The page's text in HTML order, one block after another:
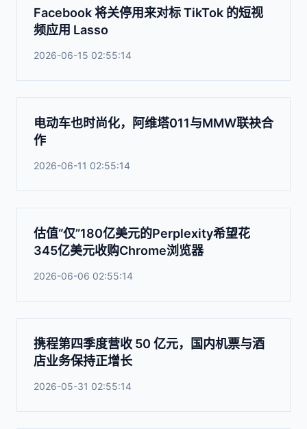
Facebook 将关停用来对标 TikTok 的短视
频应用 Lasso
2026-06-15 02:55:14
电动车也时尚化，阿维塔011与MMW联袂合
作
2026-06-11 02:55:14
估值“仅”180亿美元的Perplexity希望花
345亿美元收购Chrome浏览器
2026-06-06 02:55:14
携程第四季度营收 50 亿元，国内机票与酒
店业务保持正增长
2026-05-31 02:55:14